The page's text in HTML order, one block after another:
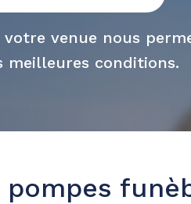
venue nous
meilleures conditions.